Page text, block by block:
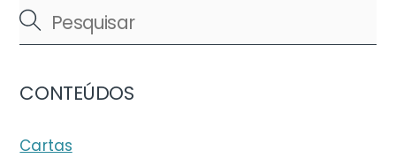
CONTEÚDOS
Cartas